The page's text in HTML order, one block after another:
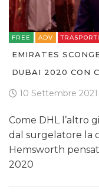
FREE ADV TRASPORTI
EMIRATES
DUBAI 2020 CON
10 Settembre 2021
Come DHL l’altro
dal surgelatore la
Hemsworth
2020